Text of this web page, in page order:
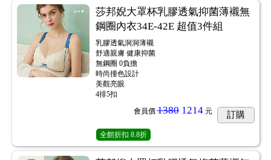
莎邦婗大罩杯乳膠透氣抑菌薄襯無
鋼圈內衣34E-42E 超值3件組
乳膠透氣洞洞薄襯
舒適親膚 健康抑菌
無鋼圈 0負擔
時尚撞色設計
美觀亮眼
4排5扣
會員價 13801214元 訂購
全館折扣 8.8折